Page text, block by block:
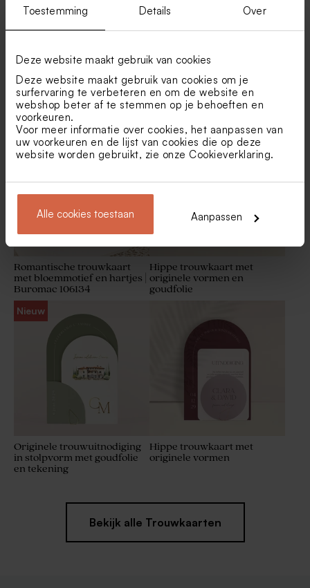
Toestemming Details Over
Deze website maakt gebruik van cookies
Deze website maakt gebruik van cookies om je
surfervaring te verbeteren en om de website en
webshop beter af te stemmen op je behoeften en
voorkeuren.
Voor meer informatie over cookies, het aanpassen van
uw voorkeuren en de lijst van cookies die op deze
website worden gebruikt, zie onze Cookieverklaring.
Alle cookies toestaan Aanpassen
Grote, klassieke
bedankkaart in groen met
foto en jullie namen
Set van 12 bedankjes met
Set met 27 trouwbedankjes
groen
Bellenblaas groen
Eenvoudige trouwkaart 'Ja' in
groen met jullie namen
Vierkante pocketfold
trouwkaart met goudfolie en
2 labels
Romantische trouwkaart
met bloemmotief en hartjes |
Buromac 106134
Hippe trouwkaart met
originele vormen en
goudfolie
Nieuw
Originele trouwuitnodiging
in stolpvorm met goudfolie
en tekening
Hippe trouwkaart met
originele vormen
Bekijk alle Trouwkaarten